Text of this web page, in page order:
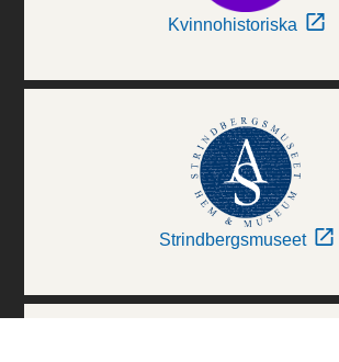
Kvinnohistoriska
Strindbergsmuseet